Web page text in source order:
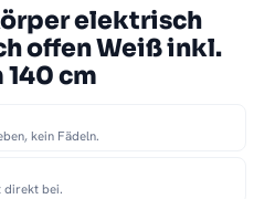
elektrisch
offen Weiß inkl.
cm
kein Fädeln.
direkt bei.